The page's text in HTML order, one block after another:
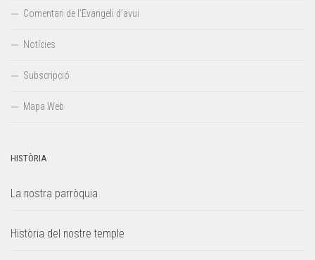
Comentari de l’Evangeli d’avui
Notícies
Subscripció
Mapa Web
HISTÒRIA
La nostra parròquia
Història del nostre temple